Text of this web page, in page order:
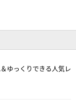
ゆっくりできる人気レ